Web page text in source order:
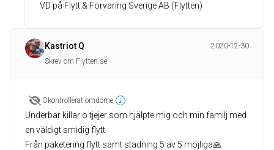
VD på Flytt & Förvaring Sverige AB (Flytten)
Kastriot Q
2020-12-30
Skrev om Flytten.se
Okontrollerat omdöme
Underbar killar o tjejer som hjälpte mig och min familj med
en väldigt smidig flytt
Från paketering flytt samt städning 5 av 5 möjliga🙏